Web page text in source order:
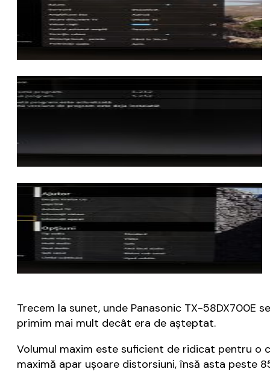
Trecem la sunet, unde Panasonic TX-58DX700E
primim mai mult decât era de așteptat.
Volumul maxim este suficient de ridicat pentru
maximă apar ușoare distorsiuni, însă asta peste